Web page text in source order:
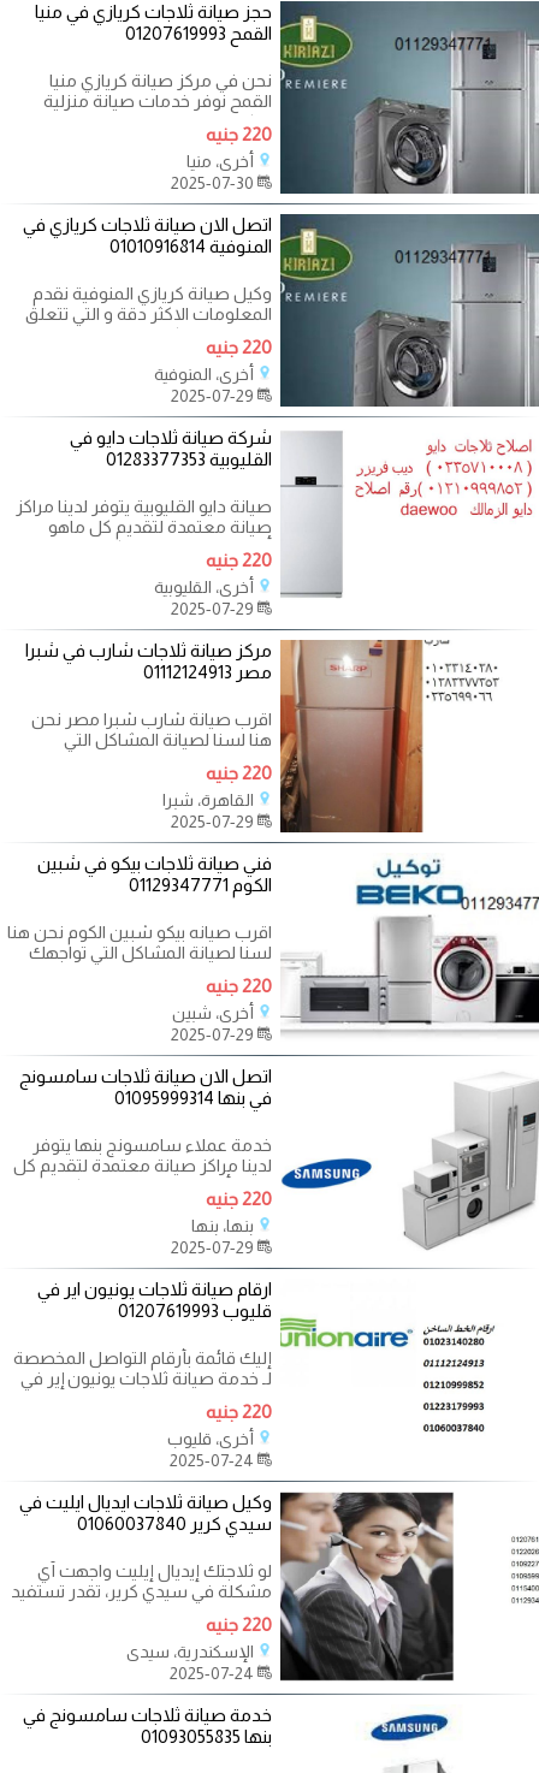
حجز صيانة ثلاجات كريازي في منيا
القمح 01207619993
نحن في مركز صيانة كريازي منيا
القمح نوفر خدمات صيانة منزلية
متكاملة، مع ضمان استخدام قطع
غيار
220 جنيه
أخرى، منيا
اتصل الان صيانة ثلاجات كريازي في
المنوفية 01010916814
وكيل صيانة كريازي المنوفية نقدم
المعلومات الاكثر دقة و التي تتعلق
بما يقدمه مركز الصيانة للعملاء
220 جنيه
أخرى، المنوفية
شركة صيانة ثلاجات دايو في
القليوبية 01283377353
صيانة دايو القليوبية يتوفر لدينا مراكز
صيانة معتمدة لتقديم كل ماهو
أفضل من خدمات متكاملة واعمال
220 جنيه
أخرى، القليوبية
مركز صيانة ثلاجات شارب في شبرا
مصر 01112124913
اقرب صيانة شارب شبرا مصر نحن
هنا لسنا لصيانة المشاكل التي
تواجهك فقط بل لمساعدتك على
تجنبها ،
220 جنيه
القاهرة، شبرا
فني صيانة ثلاجات بيكو في شبين
الكوم 01129347771
اقرب صيانه بيكو شبين الكوم نحن هنا
لسنا لصيانة المشاكل التي تواجهك
فقط بل لمساعدتك على تجنبها ،
220 جنيه
أخرى، شبين
اتصل الان صيانة ثلاجات سامسونج
في بنها 01095999314
خدمة عملاء سامسونج بنها يتوفر
لدينا مراكز صيانة معتمدة لتقديم كل
ماهو أفضل من خدمات متكاملة
220 جنيه
بنها، بنها
ارقام صيانة ثلاجات يونيون اير في
قليوب 01207619993
إليك قائمة بأرقام التواصل المخصصة
لـ خدمة صيانة ثلاجات يونيون إير في
قليوب، مع جميع التفاصيل
220 جنيه
أخرى، قليوب
وكيل صيانة ثلاجات ايديال ايليت في
سيدي كرير 01060037840
لو ثلاجتك إيديال إيليت واجهت أي
مشكلة في سيدي كرير، تقدر تستفيد
بخدمة صيانة معتمدة ومدعومة من
220 جنيه
الإسكندرية، سيدي
خدمة صيانة ثلاجات سامسونج في
بنها 01093055835